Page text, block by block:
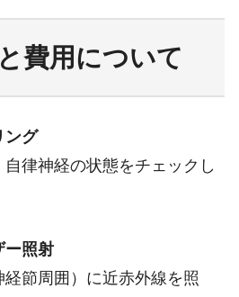
費用について
ング
律神経の状態をチェックし
ー照射
節周囲）に近赤外線を照